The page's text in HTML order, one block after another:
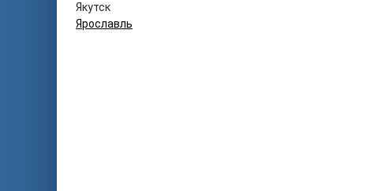
Якутск
Ярославль